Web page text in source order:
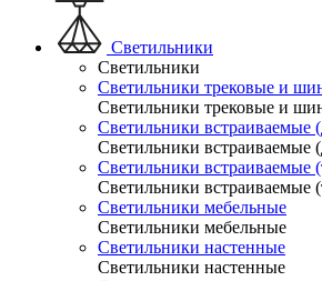
Светильники
Светильники
Светильники трековые и
Светильники трековые и
Светильники встраиваемые
Светильники встраиваемые
Светильники встраиваемые
Светильники встраиваемые
Светильники мебельные
Светильники мебельные
Светильники настенные
Светильники настенные